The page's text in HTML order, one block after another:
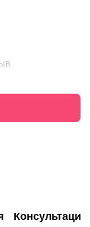
Консультация